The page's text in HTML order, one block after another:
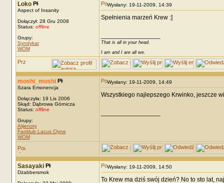
Loko
Aspect of Insanity
Dołączył: 28 Gru 2008
Status: offline
Grupy:
Syndykat
WOM
Wysłany: 19-11-2009, 14:39
Spełnienia marzeń Krew :]
That is all in your head.
I am and I are all we.
moshi_moshi
Szara Emonencja
Dołączyła: 19 Lis 2006
Skąd: Dąbrowa Górnicza
Status: offline
Grupy:
Alijenoty
Fanklub Lacus Clyne
WOM
Wysłany: 19-11-2009, 14:49
Wszystkiego najlepszego Krwinko, jeszcze
Sasayaki
Dżabbersmok
Wysłany: 19-11-2009, 14:50
To Krew ma dziś swój dzień? No to sto lat,